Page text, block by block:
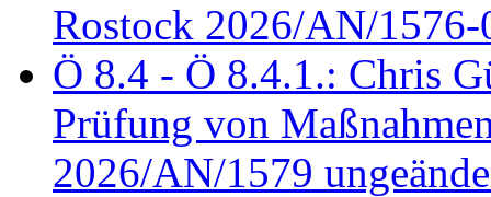
Rostock 2026/AN/1576-
Ö 8.4 - Ö 8.4.1.: Chris
Prüfung von
2026/AN/1579